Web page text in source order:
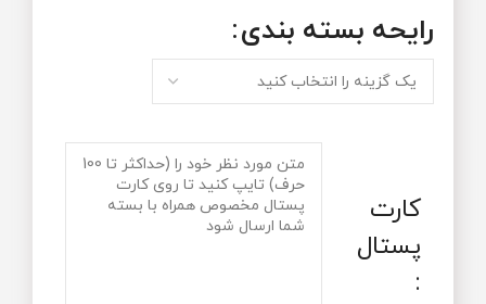
رایحه‌ بسته‌ بندی
کارت
پستال
: